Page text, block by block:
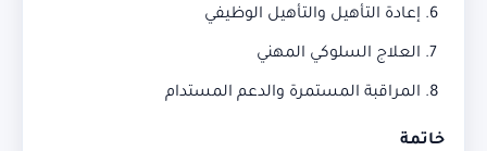
إعادة التأهيل والتأهيل الوظيفي
العلاج السلوكي المهني
المراقبة المستمرة والدعم المستدام
خاتمة